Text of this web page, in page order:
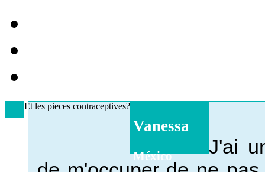
Et les pieces contraceptives?
Vanessa
México
J'ai